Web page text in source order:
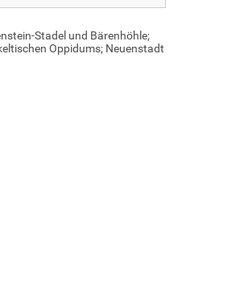
Stadel und Bärenhöhle;
Oppidums; Neuenstadt